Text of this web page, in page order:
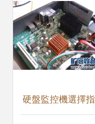
硬盤監控機選擇指